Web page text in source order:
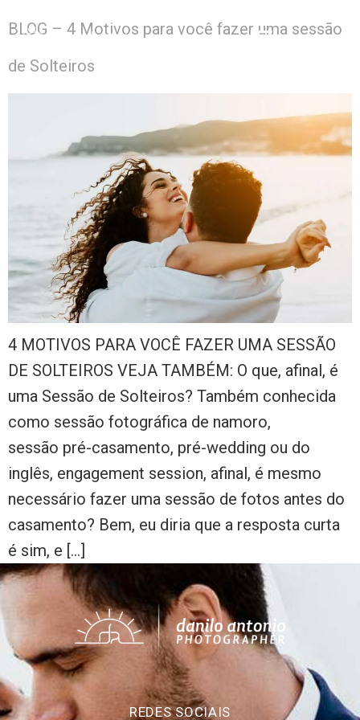
BLOG – 4 Motivos para você fazer uma sessão
de Solteiros
4 MOTIVOS PARA VOCÊ FAZER UMA SESSÃO
DE SOLTEIROS VEJA TAMBÉM: O que, afinal, é
uma Sessão de Solteiros? Também conhecida
como sessão fotográfica de namoro,
sessão pré-casamento, pré-wedding ou do
inglês, engagement session, afinal, é mesmo
necessário fazer uma sessão de fotos antes do
casamento? Bem, eu diria que a resposta curta
é sim, e […]
REDES SOCIAIS